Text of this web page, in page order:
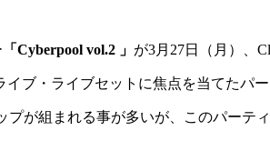
「 Cyberpool vol.2 」 が3月 27日（月）、C
ブ・ライブセットに焦点を当てたパー
が組まれる事が多いが、このパーテ